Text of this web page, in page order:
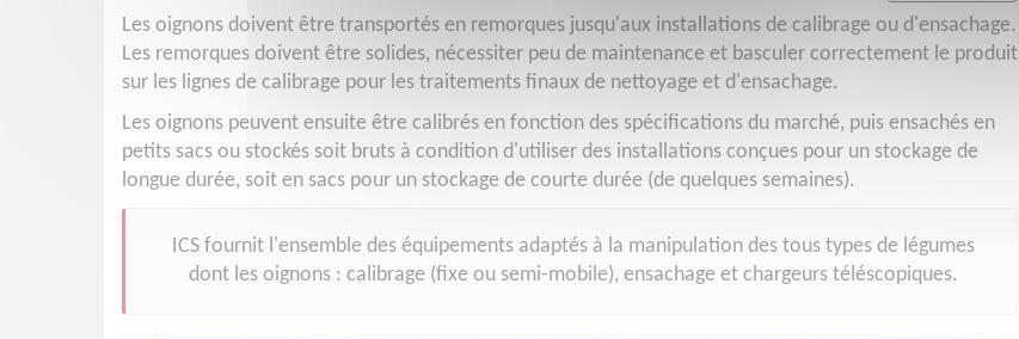
Les oignons doivent être transportés en remorques jusqu'aux installations de calibrage ou d'ensachage.
Les remorques doivent être solides, nécessiter peu de maintenance et basculer correctement le produit
sur les lignes de calibrage pour les traitements finaux de nettoyage et d'ensachage.
Les oignons peuvent ensuite être calibrés en fonction des spécifications du marché, puis ensachés en
petits sacs ou stockés soit bruts à condition d'utiliser des installations conçues pour un stockage de
longue durée, soit en sacs pour un stockage de courte durée (de quelques semaines).
ICS fournit l'ensemble des équipements adaptés à la manipulation des tous types de légumes
dont les oignons : calibrage (fixe ou semi-mobile), ensachage et chargeurs téléscopiques.